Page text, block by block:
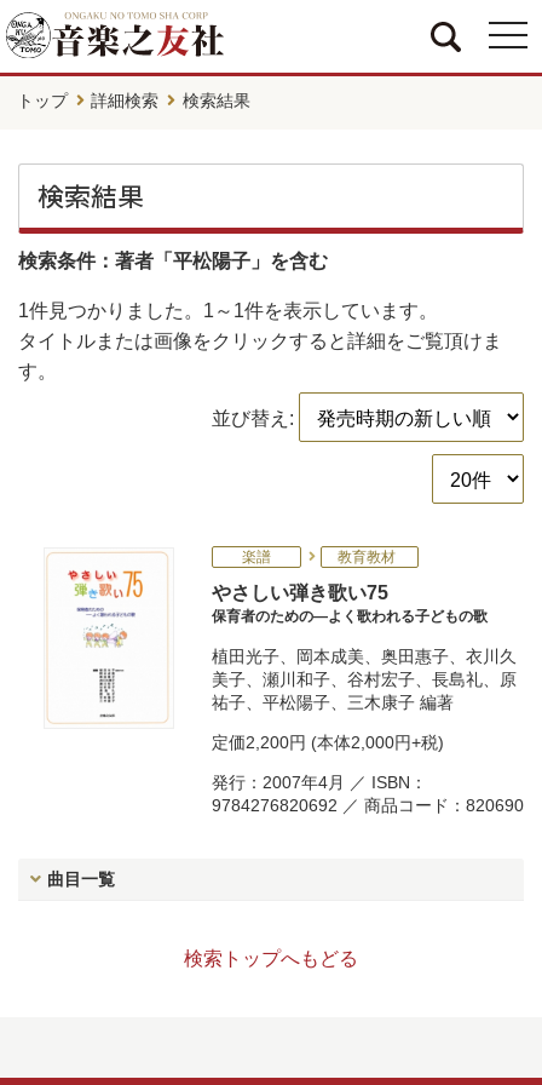
トップ 詳細検索 検索結果
検索結果
検索条件：著者「平松陽子」を含む
1件見つかりました。 1～1件を表示しています。
タイトルまたは画像をクリックすると詳細をご覧頂けま
す。
並び替え:
楽譜 教育教材
やさしい弾き歌い75
保育者のための―よく歌われる子どもの歌
植田光子 岡本成美 奥田惠子
衣川久
美子
瀬川和子 谷村宏子 長島礼
原
祐子
平松陽子 三木康子 編著
定価2,200円 (本体2,000円+税)
発行：2007年4月 ／ ISBN：
9784276820692 ／ 商品コード：820690
曲目一覧
検索トップへもどる